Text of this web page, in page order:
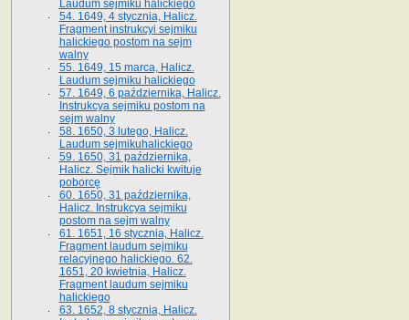
Laudum sejmiku halickiego
54. 1649, 4 stycznia, Halicz.
Fragment instrukcyi sejmiku
halickiego postom na sejm
walny
55. 1649, 15 marca, Halicz.
Laudum sejmiku halickiego
57. 1649, 6 października, Halicz.
Instrukcya sejmiku postom na
sejm walny
58. 1650, 3 lutego, Halicz.
Laudum sejmikuhalickiego
59. 1650, 31 października,
Halicz. Sejmik halicki kwituje
poborcę
60. 1650, 31 października,
Halicz. Instrukcya sejmiku
postom na sejm walny
61. 1651, 16 stycznia, Halicz.
Fragment laudum sejmiku
relacyjnego halickiego. 62.
1651, 20 kwietnia, Halicz.
Fragment laudum sejmiku
halickiego
63. 1652, 8 stycznia, Halicz.